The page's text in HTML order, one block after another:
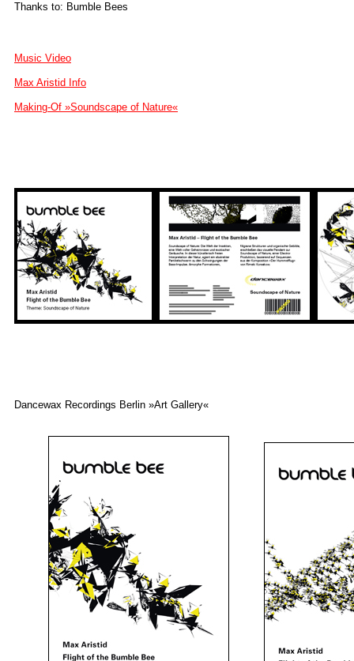
Thanks to: Bumble Bees
Music Video
Max Aristid Info
Making-Of »Soundscape of Nature«
Dancewax Recordings Berlin »Art Gallery«